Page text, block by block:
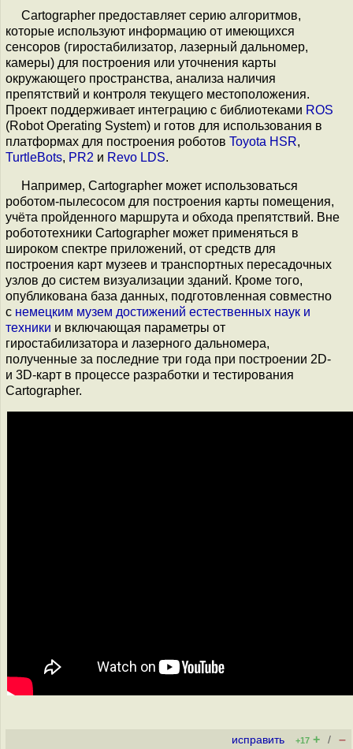
Cartographer предоставляет серию алгоритмов,
которые используют информацию от имеющихся
сенсоров (гиростабилизатор, лазерный дальномер,
камеры) для построения или уточнения карты
окружающего пространства, анализа наличия
препятствий и контроля текущего местоположения.
Проект поддерживает интеграцию с библиотеками ROS
(Robot Operating System) и готов для использования в
платформах для построения роботов Toyota HSR,
TurtleBots, PR2 и Revo LDS.
Например, Cartographer может использоваться
роботом-пылесосом для построения карты помещения,
учёта пройденного маршрута и обхода препятствий. Вне
робототехники Cartographer может применяться в
широком спектре приложений, от средств для
построения карт музеев и транспортных пересадочных
узлов до систем визуализации зданий. Кроме того,
опубликована база данных, подготовленная совместно
с немецким музем достижений естественных наук и
техники и включающая параметры от
гиростабилизатора и лазерного дальномера,
полученные за последние три года при построении 2D-
и 3D-карт в процессе разработки и тестирования
Cartographer.
исправить +17 + / –